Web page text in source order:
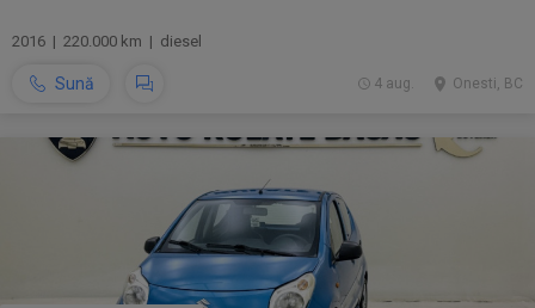
2016 | 220.000 km | diesel
Sună Onesti, BC
4 aug.